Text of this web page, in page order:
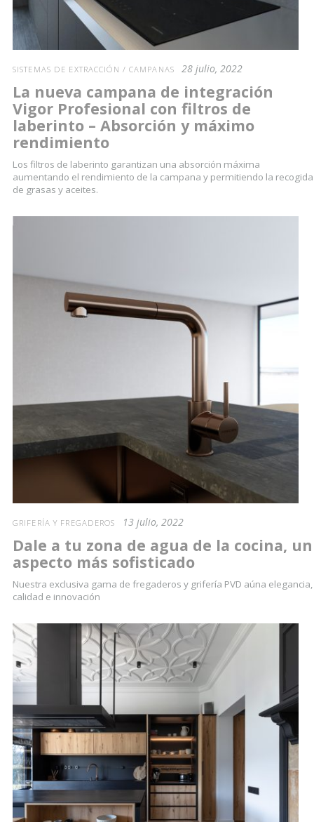
SISTEMAS DE EXTRACCIÓN / CAMPANAS 28 julio, 2022
La nueva campana de integración
Vigor Profesional con filtros de
laberinto – Absorción y máximo
rendimiento
Los filtros de laberinto garantizan una absorción máxima
aumentando el rendimiento de la campana y permitiendo la recogida
de grasas y aceites.
GRIFERÍA Y FREGADEROS 13 julio, 2022
Dale a tu zona de agua de la cocina, un
aspecto más sofisticado
Nuestra exclusiva gama de fregaderos y grifería PVD aúna elegancia,
calidad e innovación